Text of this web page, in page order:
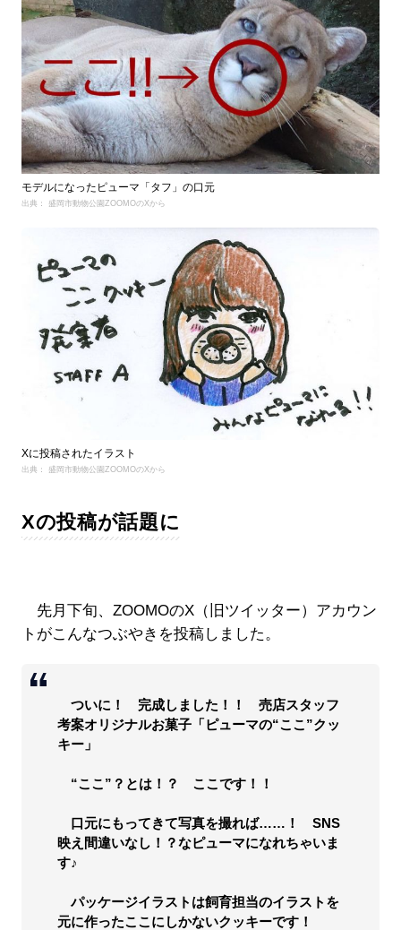
モデルになったピューマ「タフ」の口元
出典： 盛岡市動物公園ZOOMOのXから
Xに投稿されたイラスト
出典： 盛岡市動物公園ZOOMOのXから
Xの投稿が話題に
先月下旬、ZOOMOのX（旧ツイッター）アカウン
トがこんなつぶやきを投稿しました。
ついに！ 完成しました！！ 売店スタッフ
考案オリジナルお菓子「ピューマの“ここ”クッ
キー」
“ここ”？とは！？ ここです！！
口元にもってきて写真を撮れば……！ SNS
映え間違いなし！？なピューマになれちゃいま
す♪
パッケージイラストは飼育担当のイラストを
元に作ったここにしかないクッキーです！